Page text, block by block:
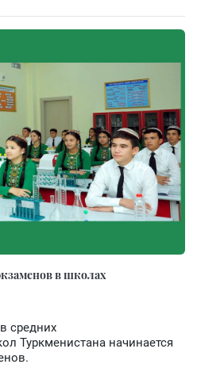
в школах
средних
Туркменистана начинается